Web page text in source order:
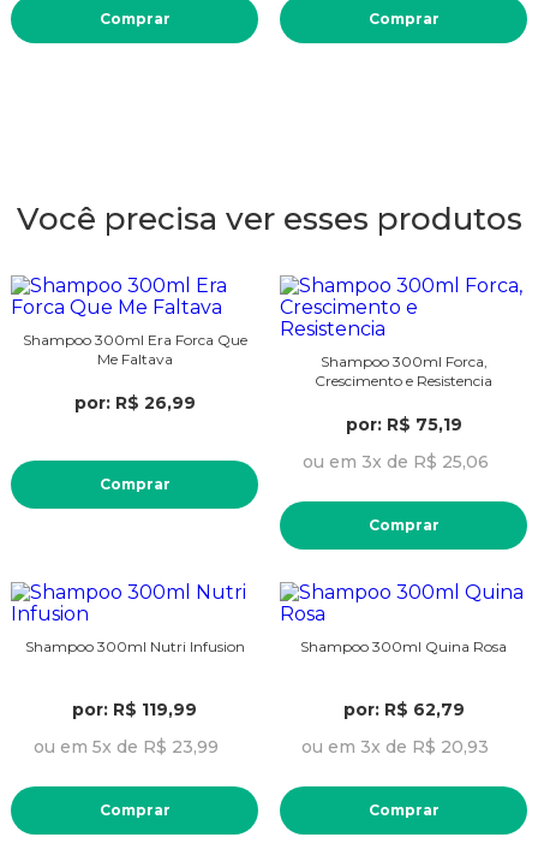
Comprar Comprar
Você precisa ver esses produtos
Shampoo 300ml Era Forca Que
Me Faltava
por: R$ 26,99
Comprar
Shampoo 300ml Forca,
Crescimento e Resistencia
por: R$ 75,19
ou em 3x de R$ 25,06
Comprar
Shampoo 300ml Nutri Infusion
por: R$ 119,99
ou em 5x de R$ 23,99
Comprar
Shampoo 300ml Quina Rosa
por: R$ 62,79
ou em 3x de R$ 20,93
Comprar